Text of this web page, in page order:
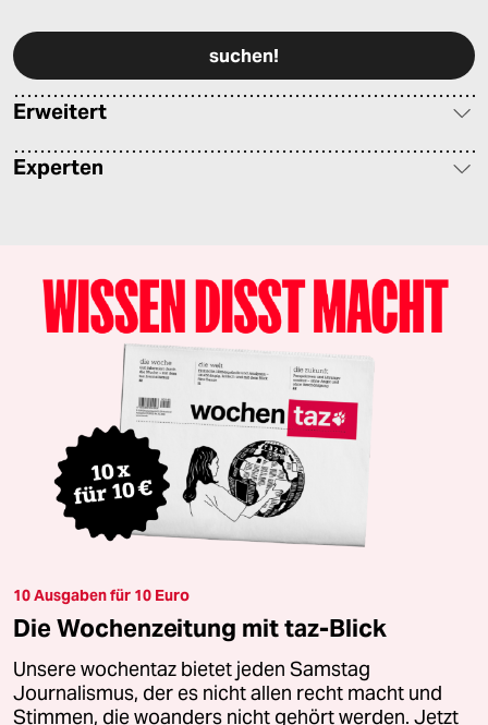
Erweitert
Experten
10 Ausgaben für 10 Euro
Die Wochenzeitung mit taz-Blick
Unsere wochentaz bietet jeden Samstag
Journalismus, der es nicht allen recht macht und
Stimmen, die woanders nicht gehört werden. Jetzt